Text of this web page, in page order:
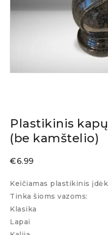
Plastikinis
(be kamštelio)
€6.99
Keičiamas plastikinis
Tinka šioms vazoms:
Klasika
Lapai